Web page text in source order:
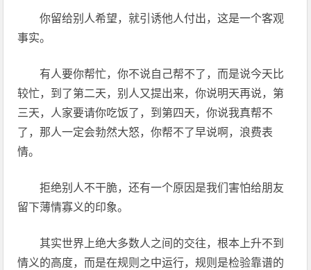
你留给别人希望，就引诱他人付出，这是一个客观
事实。
有人要你帮忙，你不说自己帮不了，而是说今天比
较忙，到了第二天，别人又提出来，你说明天再说，第
三天，人家要请你吃饭了，到第四天，你说我真帮不
了，那人一定会勃然大怒，你帮不了早说啊，浪费表
情。
拒绝别人不干脆，还有一个原因是我们害怕给朋友
留下薄情寡义的印象。
其实世界上绝大多数人之间的交往，根本上升不到
情义的高度，而是在规则之中运行，规则是检验靠谱的